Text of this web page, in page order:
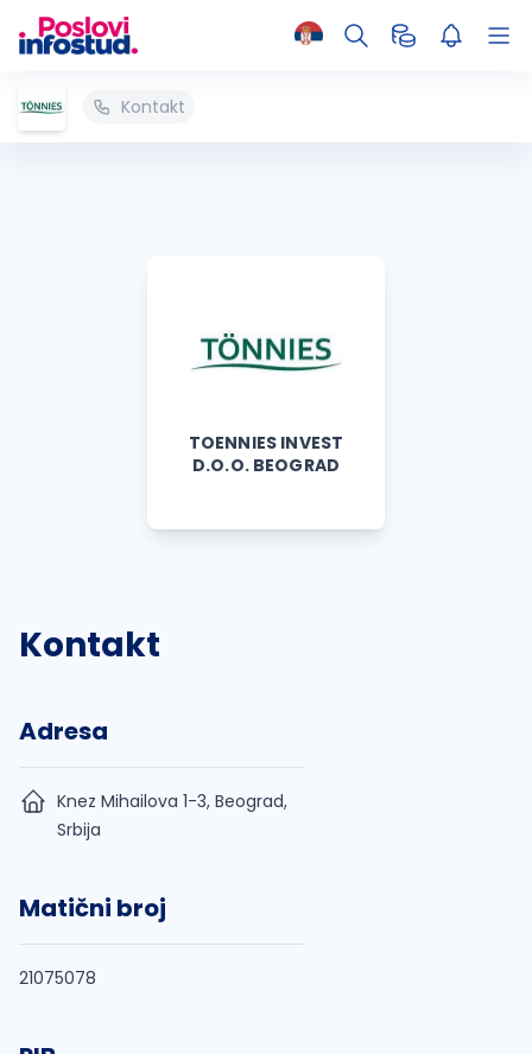
Kontakt
TOENNIES INVEST
D.O.O. BEOGRAD
Kontakt
Adresa
Knez Mihailova 1-3, Beograd,
Srbija
Matični broj
21075078